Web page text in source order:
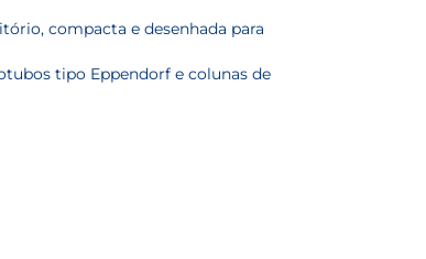
compacta e desenhada para
tipo Eppendorf e colunas de